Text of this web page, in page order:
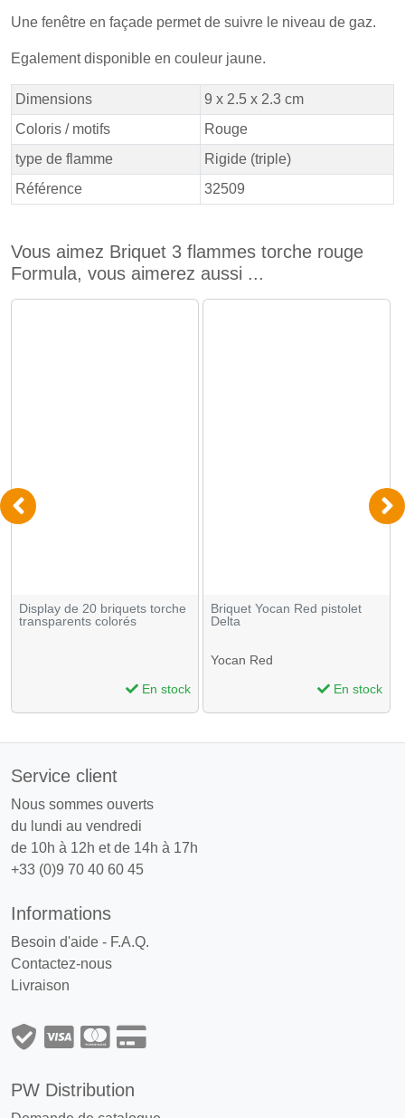
Une fenêtre en façade permet de suivre le niveau de gaz.
Egalement disponible en couleur jaune.
Dimensions
9 x 2.5 x 2.3 cm
Coloris / motifs
Rouge
type de flamme
Rigide (triple)
Référence
32509
Vous aimez Briquet 3 flammes torche rouge
Formula, vous aimerez aussi ...
Display de 20 briquets torche
transparents colorés
En stock
Briquet Yocan Red pistolet
Delta
Yocan Red
En stock
Service client
Nous sommes ouverts
du lundi au vendredi
de 10h à 12h et de 14h à 17h
+33 (0)9 70 40 60 45
Informations
Besoin d'aide - F.A.Q.
Contactez-nous
Livraison
PW Distribution